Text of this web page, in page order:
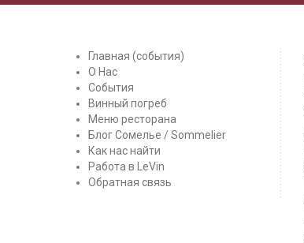
Главная (события)
О Нас
События
Винный погреб
Меню ресторана
Блог Сомелье / Sommelier
Как нас найти
Работа в LeVin
Обратная связь